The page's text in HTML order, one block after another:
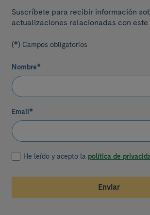
Suscríbete para recibir información
actualizaciones relacionadas con este
(*) Campos obligatorios
Nombre*
Email*
He leído y acepto la política de
Enviar